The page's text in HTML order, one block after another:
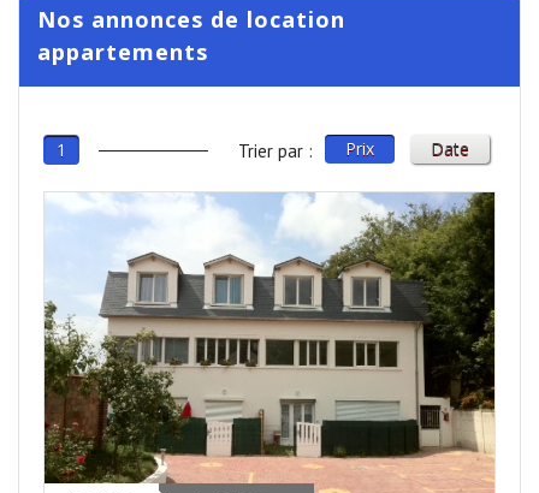
Nos annonces de location
appartements
1 Trier par : Prix Date